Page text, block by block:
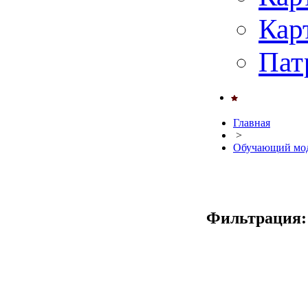
Главная
>
Обучающий
Фильтрация: